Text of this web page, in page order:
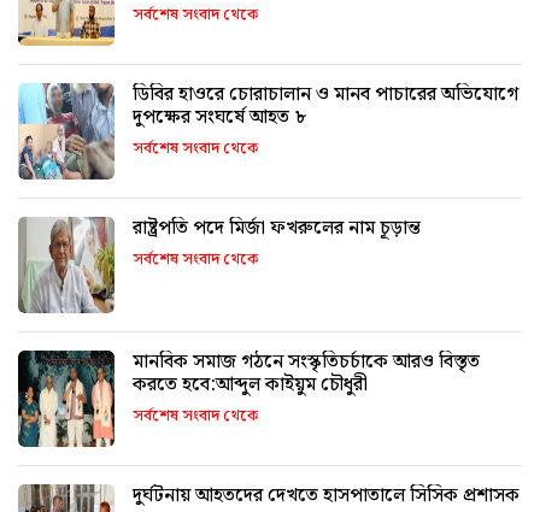
সর্বশেষ সংবাদ থেকে
ডিবির হাওরে চোরাচালান ও মানব পাচারের অভিযোগে
দুপক্ষের সংঘর্ষে আহত ৮
সর্বশেষ সংবাদ থেকে
রাষ্ট্রপতি পদে মির্জা ফখরুলের নাম চূড়ান্ত
সর্বশেষ সংবাদ থেকে
মানবিক সমাজ গঠনে সংস্কৃতিচর্চাকে আরও বিস্তৃত
করতে হবে:আব্দুল কাইয়ুম চৌধুরী
সর্বশেষ সংবাদ থেকে
দুর্ঘটনায় আহতদের দেখতে হাসপাতালে সিসিক প্রশাসক